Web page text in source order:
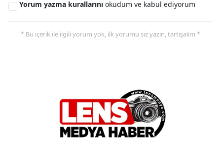
Yorum yazma kurallarını okudum ve kabul ediyorum
* Bu içerik ile ilgili yorum yok, ilk yorumu siz yazın, tartışalım *